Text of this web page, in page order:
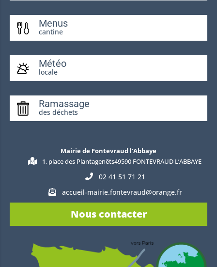
Menus
cantine
Météo
locale
Ramassage
des déchets
Mairie de Fontevraud l’Abbaye
1, place des Plantagenêts49590 FONTEVRAUD L’ABBAYE
02 41 51 71 21
accueil-mairie.fontevraud@orange.fr
Nous contacter